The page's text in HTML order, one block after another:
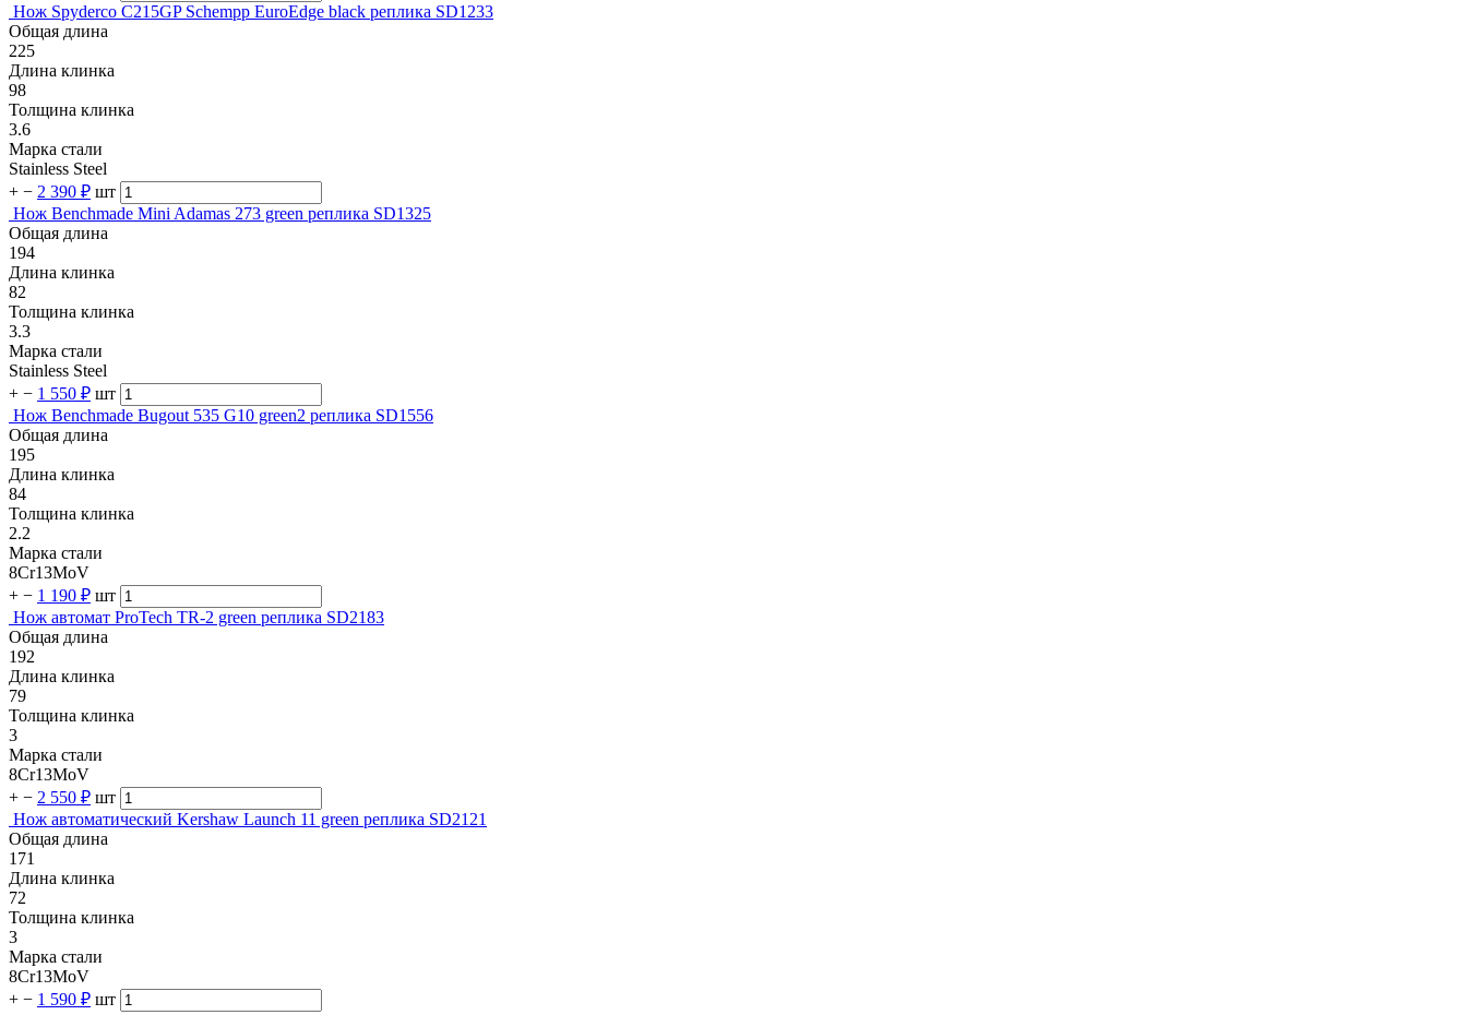
Нож Spyderco C215GP Schempp EuroEdge black реплика SD1233
Общая длина
225
Длина клинка
98
Толщина клинка
3.6
Марка стали
Stainless Steel
+ − 2 390 ₽ шт
Нож Benchmade Mini Adamas 273 green реплика SD1325
Общая длина
194
Длина клинка
82
Толщина клинка
3.3
Марка стали
Stainless Steel
+ − 1 550 ₽ шт
Нож Benchmade Bugout 535 G10 green2 реплика SD1556
Общая длина
195
Длина клинка
84
Толщина клинка
2.2
Марка стали
8Cr13MoV
+ − 1 190 ₽ шт
Нож автомат ProTech TR-2 green реплика SD2183
Общая длина
192
Длина клинка
79
Толщина клинка
3
Марка стали
8Cr13MoV
+ − 2 550 ₽ шт
Нож автоматический Kershaw Launch 11 green реплика SD2121
Общая длина
171
Длина клинка
72
Толщина клинка
3
Марка стали
8Cr13MoV
+ − 1 590 ₽ шт